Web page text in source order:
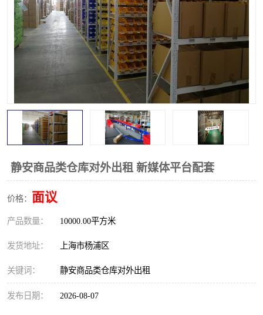
静安商品类仓库对外出租 新媒体平台配套
价格： 面议
产品数量： 10000.00平方米
发货地址： 上海市杨浦区
关键词： 静安商品类仓库对外出租
发布日期： 2026-08-07
仓储 上海电商代发货仓库
上海托管仓库